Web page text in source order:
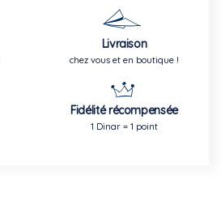
Livraison
chez vous et en boutique !
Fidélité récompensée
1 Dinar = 1 point